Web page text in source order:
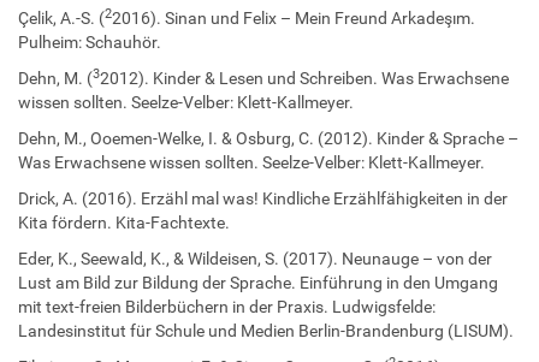
Çelik, A.-S. (22016). Sinan und Felix – Mein Freund Arkadeşım.
Pulheim: Schauhör.
Dehn, M. (32012). Kinder & Lesen und Schreiben. Was Erwachsene
wissen sollten. Seelze-Velber: Klett-Kallmeyer.
Dehn, M., Ooemen-Welke, I. & Osburg, C. (2012). Kinder & Sprache –
Was Erwachsene wissen sollten. Seelze-Velber: Klett-Kallmeyer.
Drick, A. (2016). Erzähl mal was! Kindliche Erzählfähigkeiten in der
Kita fördern. Kita-Fachtexte.
Eder, K., Seewald, K., & Wildeisen, S. (2017). Neunauge – von der
Lust am Bild zur Bildung der Sprache. Einführung in den Umgang
mit text-freien Bilderbüchern in der Praxis. Ludwigsfelde:
Landesinstitut für Schule und Medien Berlin-Brandenburg (LISUM).